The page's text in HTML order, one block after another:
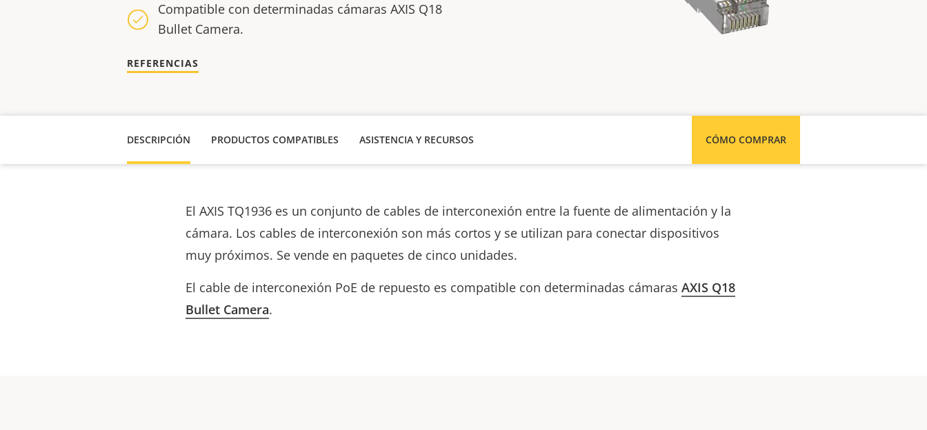
Compatible con determinadas cámaras AXIS Q18
Bullet Camera.
REFERENCIAS
DESCRIPCIÓN PRODUCTOS COMPATIBLES CÓMO COMPRAR
ASISTENCIA Y RECURSOS
El AXIS TQ1936 es un conjunto de cables de interconexión entre la fuente de alimentación y la
cámara. Los cables de interconexión son más cortos y se utilizan para conectar dispositivos
muy próximos. Se vende en paquetes de cinco unidades.
El cable de interconexión PoE de repuesto es compatible con determinadas cámaras AXIS Q18
Bullet Camera.